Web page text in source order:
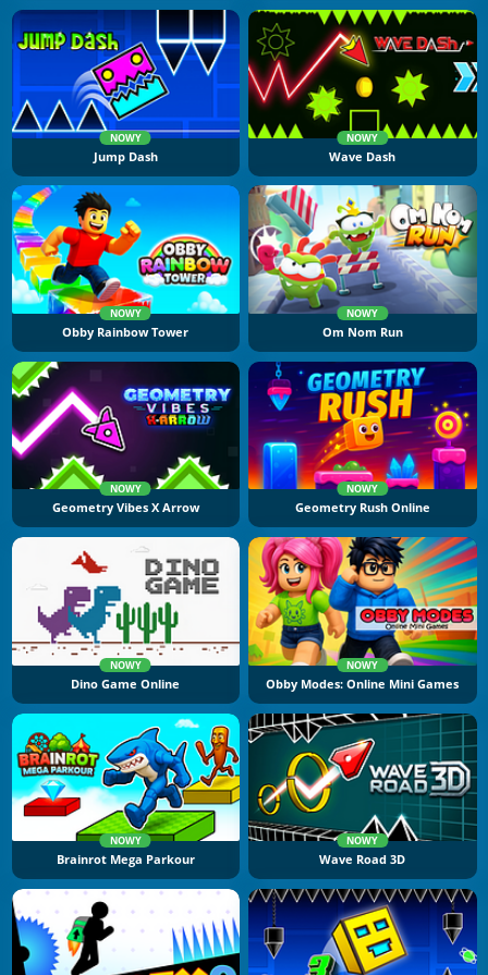
NOWY
Jump Dash
NOWY
Wave Dash
NOWY
Obby Rainbow Tower
NOWY
Om Nom Run
NOWY
Geometry Vibes X Arrow
NOWY
Geometry Rush Online
NOWY
Dino Game Online
NOWY
Obby Modes: Online Mini Games
NOWY
Brainrot Mega Parkour
NOWY
Wave Road 3D